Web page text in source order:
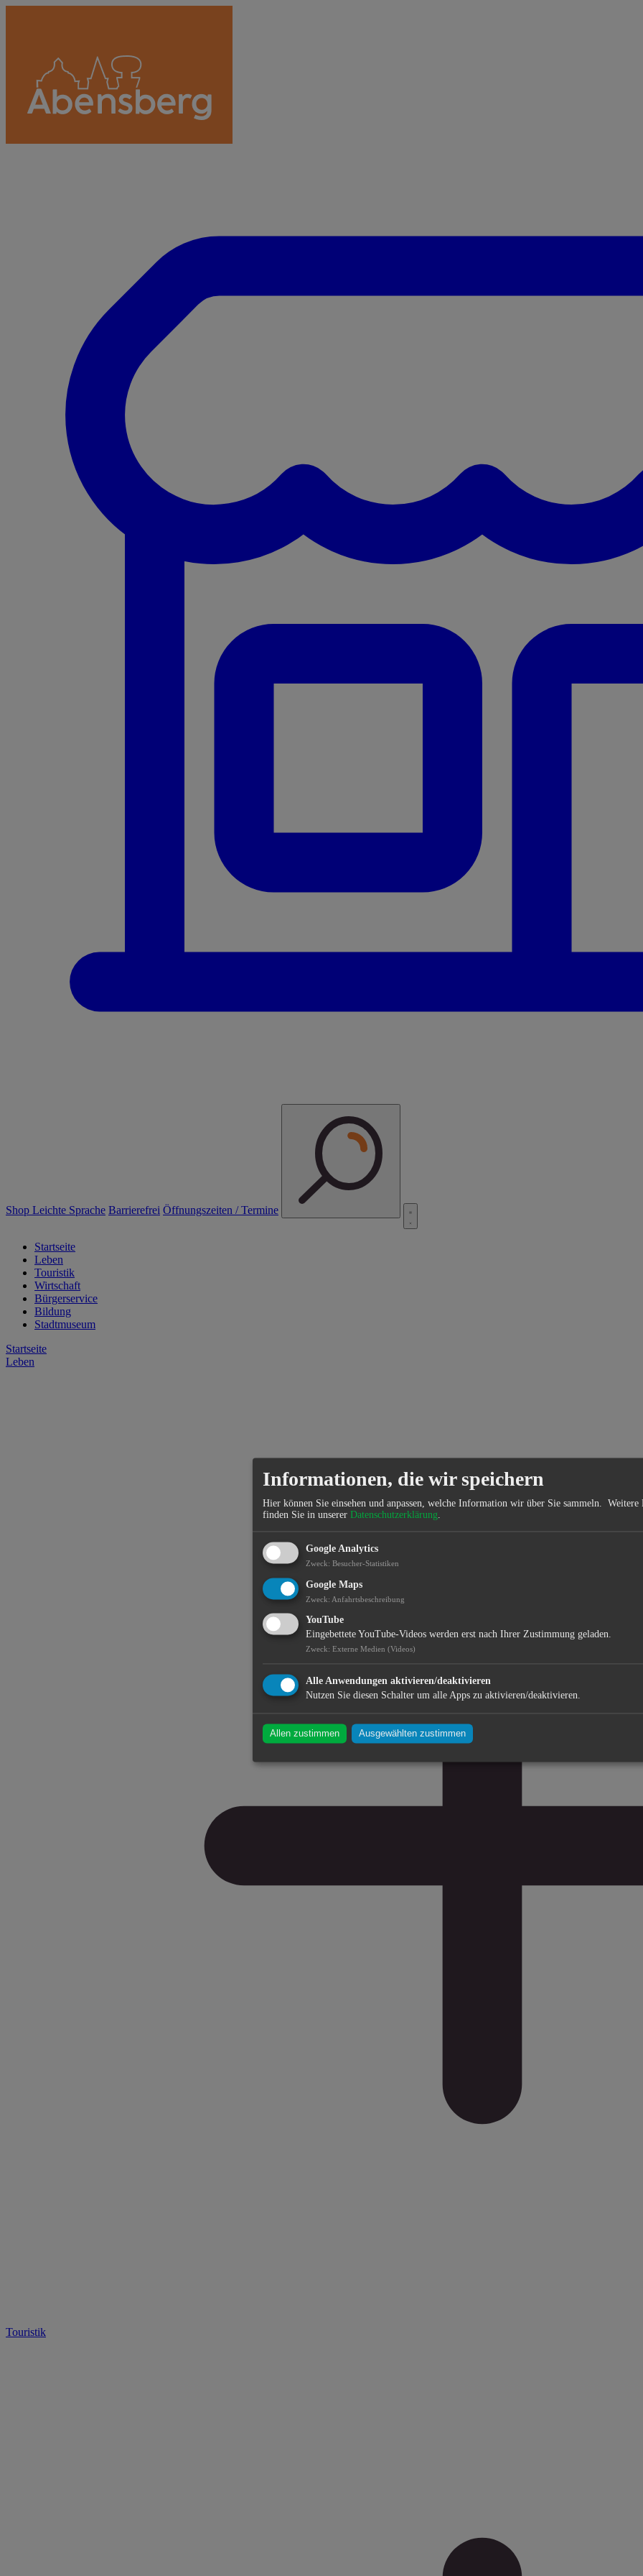
Shop Leichte Sprache Barrierefrei Öffnungszeiten / Termine
Startseite
Leben
Touristik
Wirtschaft
Bürgerservice
Bildung
Stadtmuseum
Startseite
Leben
Touristik
Informationen, die wir speichern
Hier können Sie einsehen und anpassen, welche Information wir über Sie sammeln. Weitere
finden Sie in unserer Datenschutzerklärung.
Google Analytics
Zweck: Besucher-Statistiken
Google Maps
Zweck: Anfahrtsbeschreibung
YouTube
Eingebettete YouTube-Videos werden erst nach Ihrer Zustimmung geladen.
Zweck: Externe Medien (Videos)
Alle Anwendungen aktivieren/deaktivieren
Nutzen Sie diesen Schalter um alle Apps zu aktivieren/deaktivieren.
Allen zustimmen Ausgewählten zustimmen